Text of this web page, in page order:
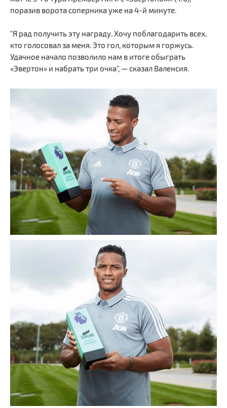
поразив ворота соперника уже на 4-й минуте.
"Я рад получить эту награду. Хочу поблагодарить всех,
кто голосовал за меня. Это гол, которым я горжусь.
Удачное начало позволило нам в итоге обыграть
«Эвертон» и набрать три очка", — сказал Валенсия.